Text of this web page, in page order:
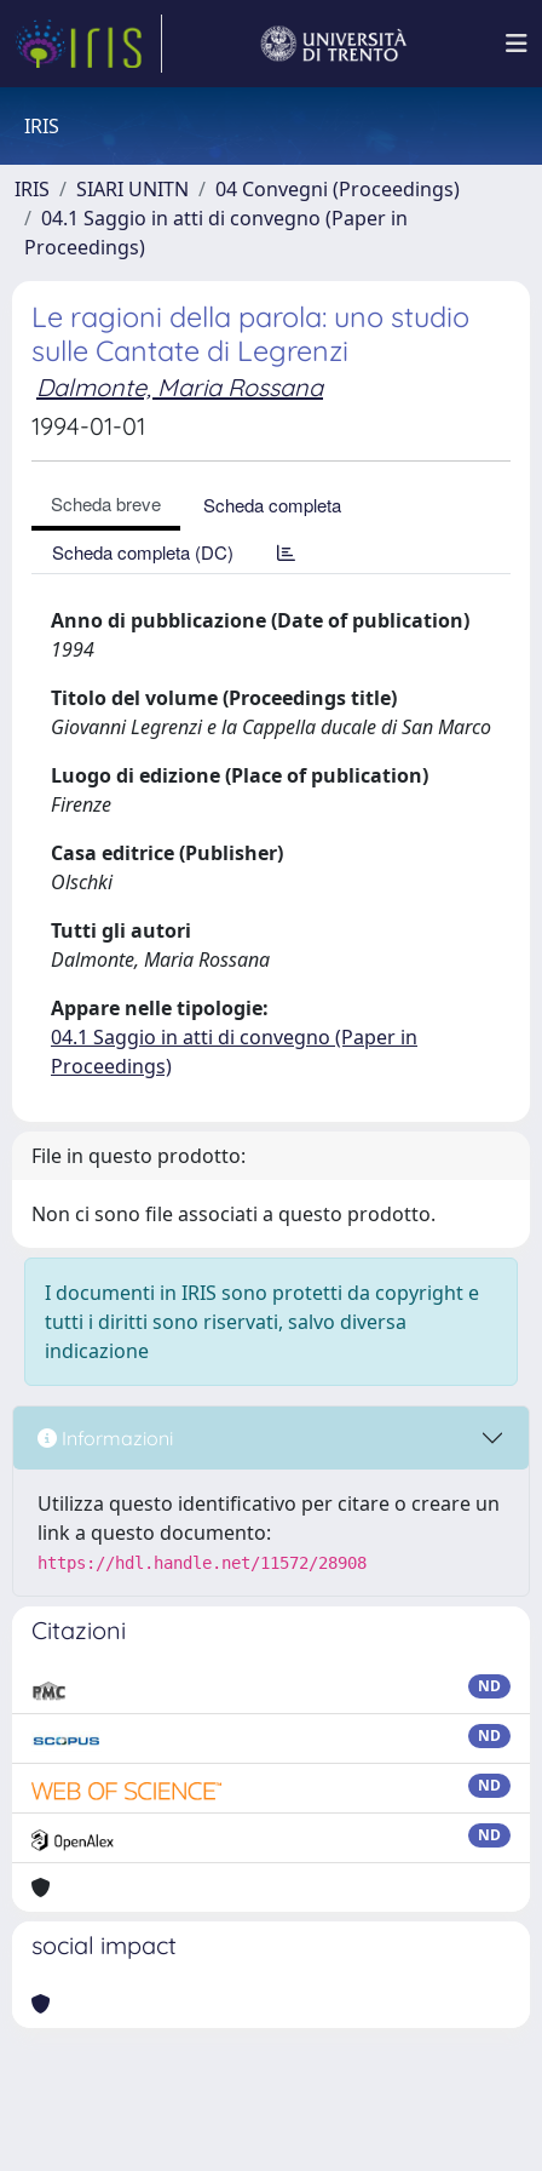
IRIS
IRIS SIARI UNITN
04 Convegni (Proceedings)
04.1 Saggio in atti di convegno (Paper in
Proceedings)
Le ragioni della parola: uno studio
sulle Cantate di Legrenzi
Dalmonte, Maria Rossana
1994-01-01
Scheda breve
Scheda completa
Scheda completa (DC)
Anno di pubblicazione (Date of publication)
1994
Titolo del volume (Proceedings title)
Giovanni Legrenzi e la Cappella ducale di San Marco
Luogo di edizione (Place of publication)
Firenze
Casa editrice (Publisher)
Olschki
Tutti gli autori
Dalmonte, Maria Rossana
Appare nelle tipologie:
04.1 Saggio in atti di convegno (Paper in
Proceedings)
File in questo prodotto:
Non ci sono file associati a questo prodotto.
I documenti in IRIS sono protetti da copyright e
tutti i diritti sono riservati, salvo diversa
indicazione
Informazioni
Utilizza questo identificativo per citare o creare un
link a questo documento:
https://hdl.handle.net/11572/28908
Citazioni
ND
ND
ND
ND
social impact